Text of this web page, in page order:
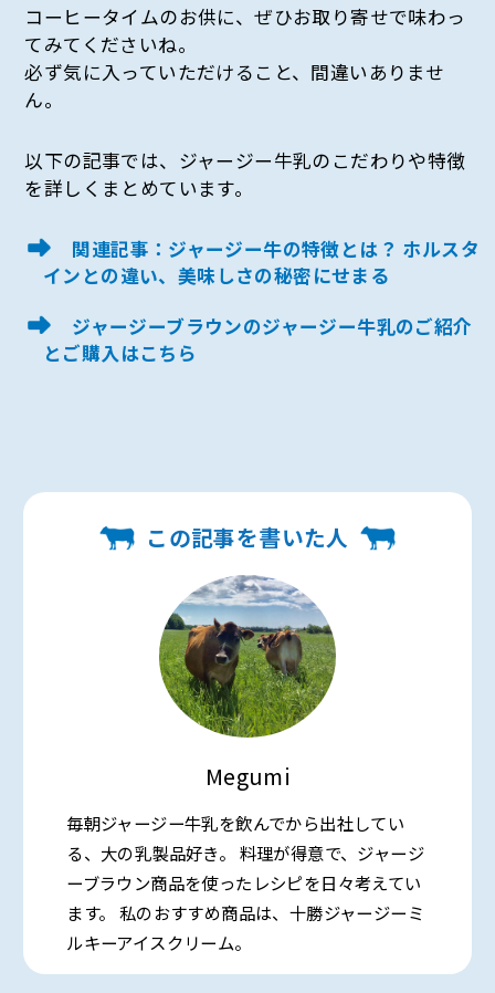
コーヒータイムのお供に、ぜひお取り寄せで味わっ
てみてくださいね。
必ず気に入っていただけること、間違いありませ
ん。
以下の記事では、ジャージー牛乳のこだわりや特徴
を詳しくまとめています。
関連記事：ジャージー牛の特徴とは？ ホルスタ
インとの違い、美味しさの秘密にせまる
ジャージーブラウンのジャージー牛乳のご紹介
とご購入はこちら
この記事を書いた人
Megumi
毎朝ジャージー牛乳を飲んでから出社してい
る、大の乳製品好き。 料理が得意で、ジャージ
ーブラウン商品を使ったレシピを日々考えてい
ます。 私のおすすめ商品は、十勝ジャージーミ
ルキーアイスクリーム。